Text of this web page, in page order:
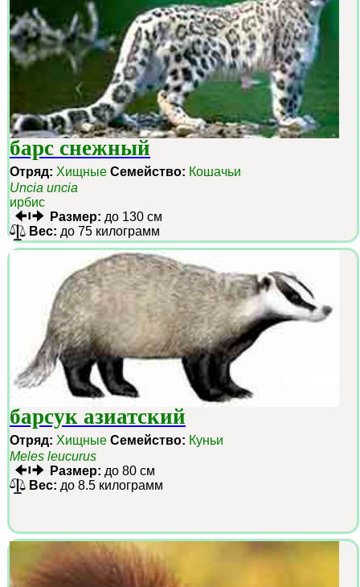
барс снежный
Отряд: Хищные Семейство: Кошачьи
Uncia uncia
ирбис
Размер: до 130 см
Вес: до 75 килограмм
барсук азиатский
Отряд: Хищные Семейство: Куньи
Meles leucurus
Размер: до 80 см
Вес: до 8.5 килограмм